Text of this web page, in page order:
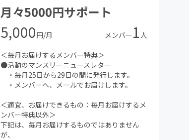
月々5000円サポート
5,000円/月 メンバー1 人
＜毎月お届けするメンバー特典＞
●活動のマンスリーニュースレター
・毎月25日から29日の間に発行します。
・メンバーへ、メールでお届けします。
＜適宜、お届けできるもの：毎月お届けするメ
ンバー特典以外＞
下記は、毎月お届けするものではありません
が、